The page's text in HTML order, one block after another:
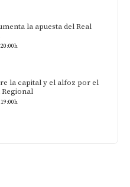
la apuesta del Real
la capital y el alfoz por el
Regional